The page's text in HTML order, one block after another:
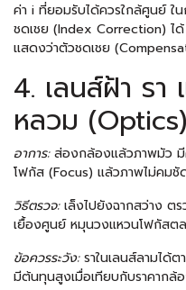
ค่า i ที่ยอมรับได้ควรใกล้ศูนย์ ใ
ชดเชย (Index Correction) ไ
แสดงว่าตัวชดเชย
4. เลนส์ฝ้า รา
หลวม (Optics)
อาการ:ส่องกล้องแล้วภาพมัว มี
โฟกัส (Focus) แล้วภาพไม่คมชั
วิธีตรวจ:เล็งไปยังฉากสว่าง ตร
เยื้องศูนย์ หมุนวงแหวนโฟกัสต
ข้อควรระวัง:ราในเลนส์ลามได้ต
มีต้นทุนสูงเมื่อเทียบกับราคาก